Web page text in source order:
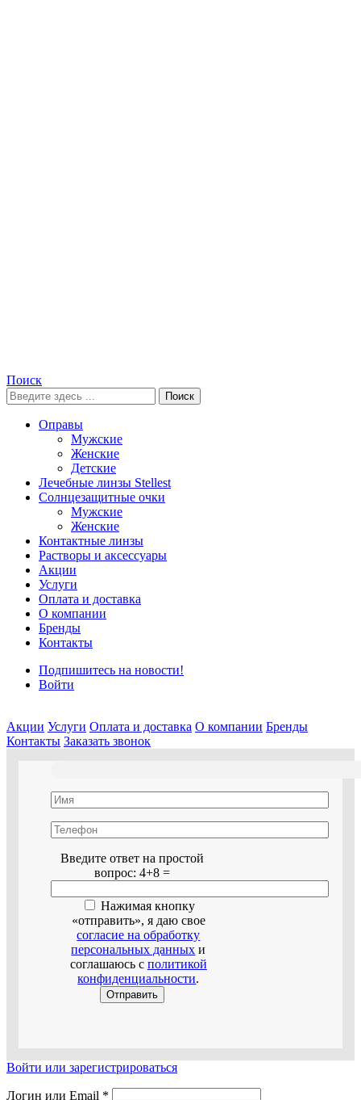
Поиск
Поиск
Оправы
Мужские
Женские
Детские
Лечебные линзы Stellest
Солнцезащитные очки
Мужские
Женские
Контактные линзы
Растворы и аксессуары
Акции
Услуги
Оплата и доставка
О компании
Бренды
Контакты
Подпишитесь на новости!
Войти
Акции Услуги Оплата и доставка О компании Бренды
Контакты Заказать звонок
Введите ответ на простой
вопрос: 4+8 =
Нажимая кнопку
«отправить», я даю свое
согласие на обработку
персональных данных и
соглашаюсь с политикой
конфиденциальности.
Войти или зарегистрироваться
Логин или Email *